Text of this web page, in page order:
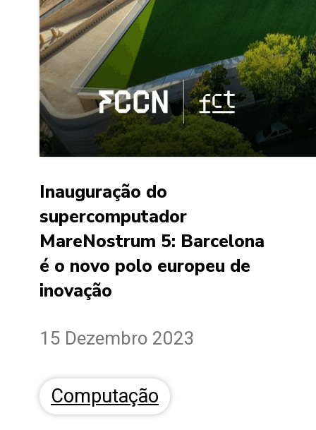
Inauguração do
supercomputador
MareNostrum 5: Barcelona
é o novo polo europeu de
inovação
15 Dezembro 2023
Computação